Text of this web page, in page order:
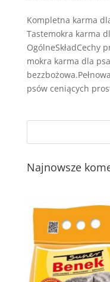
Kompletna karma
Tastemokra karma
OgólneSkładCechy
mokra karma dla
psów ceniących
Najnowsze